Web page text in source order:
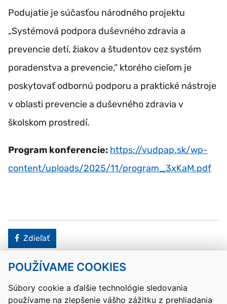
POUŽÍVAME COOKIES
Súbory cookie a ďalšie technológie sledovania
používame na zlepšenie vášho zážitku z prehliadania
Podujatie je súčasťou národného projektu
„Systémová podpora duševného zdravia a
prevencie detí, žiakov a študentov cez systém
poradenstva a prevencie,“ ktorého cieľom je
poskytovať odbornú podporu a praktické nástroje
v oblasti prevencie a duševného zdravia v
školskom prostredí.
Program konferencie: https://vudpap.sk/wp-
content/uploads/2025/11/program_3xKaM.pdf
Facebook
Zdieľať
Kontakty Mapa stránky RSS Vyhlásenie o prístupnosti